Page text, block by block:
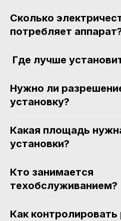
Сколько
потребляет
Где лучше
Нужно ли
установку?
Какая площадь
установки?
Кто занимается
техобслуживанием?
Как контролировать